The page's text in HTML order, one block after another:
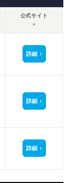
公式サイト
▼
詳細
詳細
詳細